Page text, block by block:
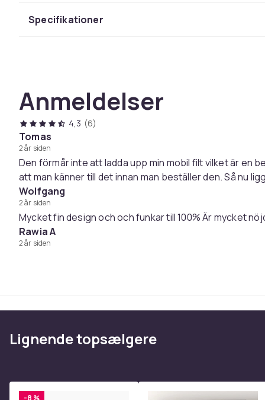
opladningen. Den er ikke kun en oplader, men
have hænderne fri, mens du læser mails, lytter til
Lader op til 3 enheder samtidigt
Stærke magneter holder enhederne på plads
Materiale: ABS
Størrelse: 13,5 x 13,3 x 17,5 cm
Kompatibilitet: iPhone 12/13, iWatch SE / 2 / 3 / 4 / 5
Farve
Vægt, gram
Produktsikkerhedsinformation
Specifikationer
Anmeldelser
4,3 (6)
Tomas
2 år siden
Den förmår inte att ladda upp min mobil filt vilket är en
att man känner till det innan man beställer den. Så nu
Wolfgang
2 år siden
Mycket fin design och och funkar till 100% Är mycket
Rawia A
2 år siden
Lignende topsælgere
-8 %